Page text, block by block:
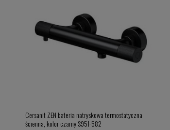
Cersanit ZEN bateria natryskowa termostatyczna
ścienna, kolor czarny S951-582